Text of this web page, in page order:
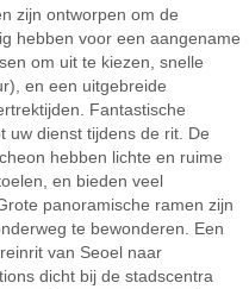
zijn ontworpen om de
hebben voor een aangename
om uit te kiezen, snelle
en een uitgebreide
Fantastische
uw dienst tijdens de rit. De
hebben lichte en ruime
en bieden veel
panoramische ramen zijn
te bewonderen. Een
van Seoel naar
dicht bij de stadscentra